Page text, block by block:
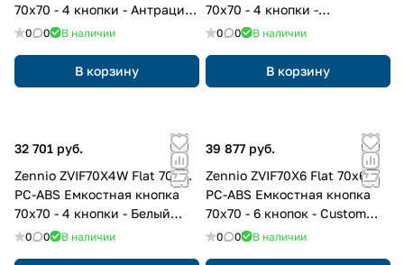
70x70 - 4 кнопки - Антрацит
(рамка ZS70 не входит в
0 0 В наличии
В корзину
70x70 - 4 кнопки -
Серебристый (рамка ZS70 не
0 0 В наличии
В корзину
32 701 руб.
Zennio ZVIF70X4W Flat 70х4.
PC-ABS Емкостная кнопка
70x70 - 4 кнопки - Белый
(рамка ZS70 не входит в
0 0 В наличии
39 877 руб.
Zennio ZVIF70X6 Flat 70х6.
PC-ABS Емкостная кнопка
70x70 - 6 кнопок - Custom
(рамка ZS70 не входит в
0 0 В наличии